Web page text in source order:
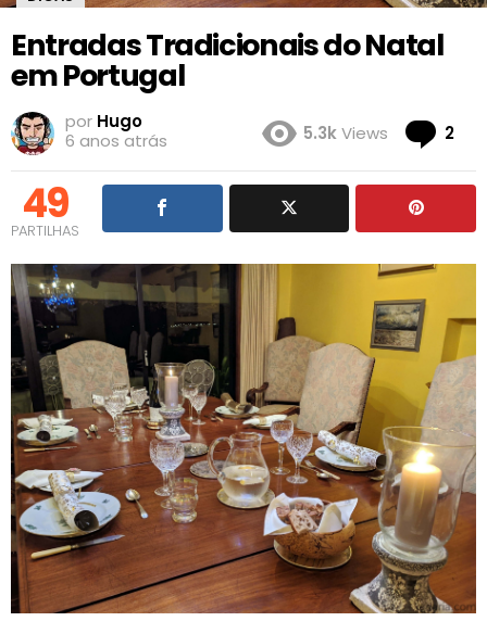
Entradas Tradicionais do Natal
em Portugal
por Hugo
6 anos atrás
5.3kViews 2
49
PARTILHAS